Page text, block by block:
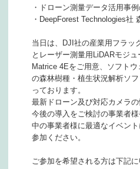
・ドローン測量データ活用事
・DeepForest Technologies社
当日は、DJI社の産業用フラッ
とレーザー測量用LiDARモジ
Matrice 4Eをご用意、ソフト
の森林樹種・植生状況解析ソ
っております。
最新ドローン及び対応カメラ
今後の導入をご検討の事業者
中の事業者様に最適なイベン
参加ください。
ご参加を希望される方は下記